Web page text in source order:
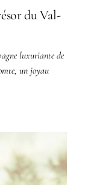
du Val-
luxuriante de
un joyau